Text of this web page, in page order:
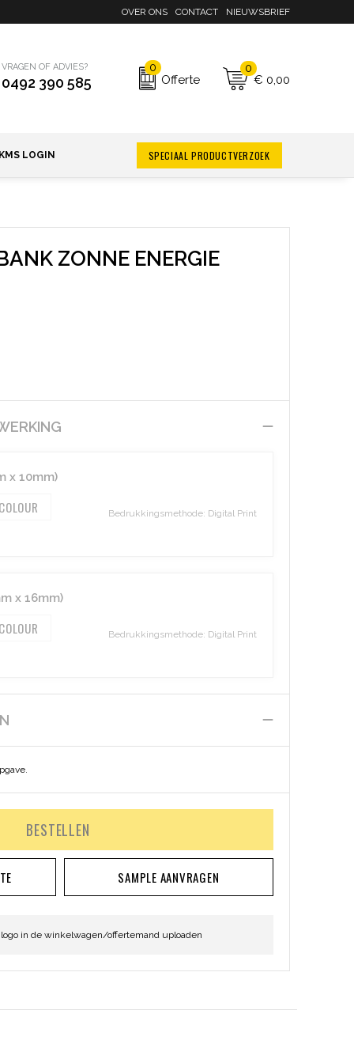
OVER ONS CONTACT NIEUWSBRIEF
VRAGEN OF ADVIES?
0492 390 585
0
Offerte
0
€ 0,00
LOGIN SPECIAAL PRODUCTVERZOEK
ZONNE ENERGIE
x 10mm)
Bedrukkingsmethode: Digital Print
x 16mm)
Bedrukkingsmethode: Digital Print
BESTELLEN
SAMPLE AANVRAGEN
in de winkelwagen/offertemand uploaden